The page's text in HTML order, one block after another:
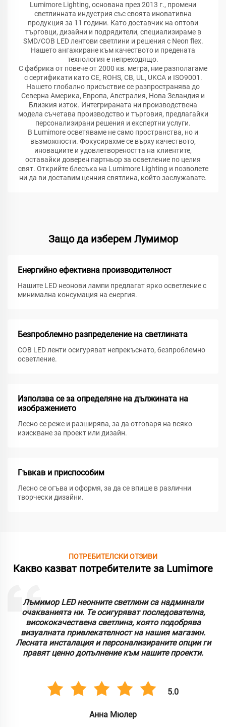
Lumimore Lighting, основана през 2013 г., промени
светлинната индустрия със своята иновативна
продукция за 11 години. Като доставчик на оптови
търговци, дизайни и подрядители, специализираме в
SMD/COB LED лентови светлини и решения с Neon flex.
Нашето ангажиране към качеството и предената
технология е непреходящо.
С фабрика от повече от 2000 кв. метра, ние разполагаме
с сертификати като CE, ROHS, CB, UL, UKCA и ISO9001.
Нашето глобално присъствие се разпространява до
Северна Америка, Европа, Австралия, Нова Зеландия и
Близкия изток. Интегрираната ни производствена
модела съчетава производство и търговия, предлагайки
персонализирани решения и експертни услуги.
В Lumimore осветяваме не само пространства, но и
възможности. Фокусирахме се върху качеството,
иновациите и удовлетвореността на клиентите,
оставайки доверен партньор за осветление по целия
свят. Открийте блесъка на Lumimore Lighting и позволете
ни да ви доставим ценния святлина, който заслужавате.
Защо да изберем Лумимор
Енергийно ефективна производителност
Нашите LED неонови лампи предлагат ярко осветление с
минимална консумация на енергия.
Безпроблемно разпределение на светлината
COB LED ленти осигуряват непрекъснато, безпроблемно
осветление.
Използва се за определяне на дължината на
изображението
Лесно се реже и разширява, за да отговаря на всяко
изискване за проект или дизайн.
Гъвкав и приспособим
Лесно се огъва и оформя, за да се впише в различни
творчески дизайни.
ПОТРЕБИТЕЛСКИ ОТЗИВИ
Какво казват потребителите за Lumimore
Работата с Лумимор беше страхотно преживяване.
Техните светодиодни неонни лампи са трайни и
предлагат отлична яркост. Оценяваме адаптивността
и лекотата на употреба, което е опростило процеса на
инсталиране за множество търговски приложения.